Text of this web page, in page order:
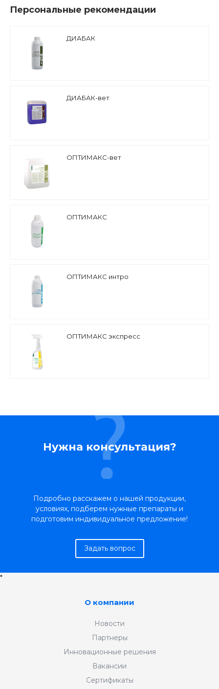
Персональные рекомендации
ДИАБАК
ДИАБАК-вет
ОПТИМАКС-вет
ОПТИМАКС
ОПТИМАКС интро
ОПТИМАКС экспресс
Нужна консультация?
Подробно расскажем о нашей продукции,
условиях, подберем нужные препараты и
подготовим индивидуальное предложение!
Задать вопрос
*
О компании
Новости
Партнеры
Инновационные решения
Вакансии
Сертификаты